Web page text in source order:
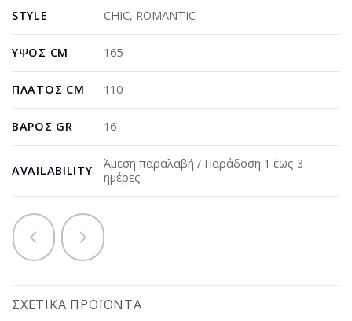
STYLE CHIC, ROMANTIC
ΎΨΟΣ CM 165
ΠΛΆΤΟΣ CM 110
ΒΆΡΟΣ GR 16
AVAILABILITY
Άμεση παραλαβή / Παράδοση 1 έως 3
ημέρες
ΣΧΕΤΙΚΆ ΠΡΟΪΌΝΤΑ